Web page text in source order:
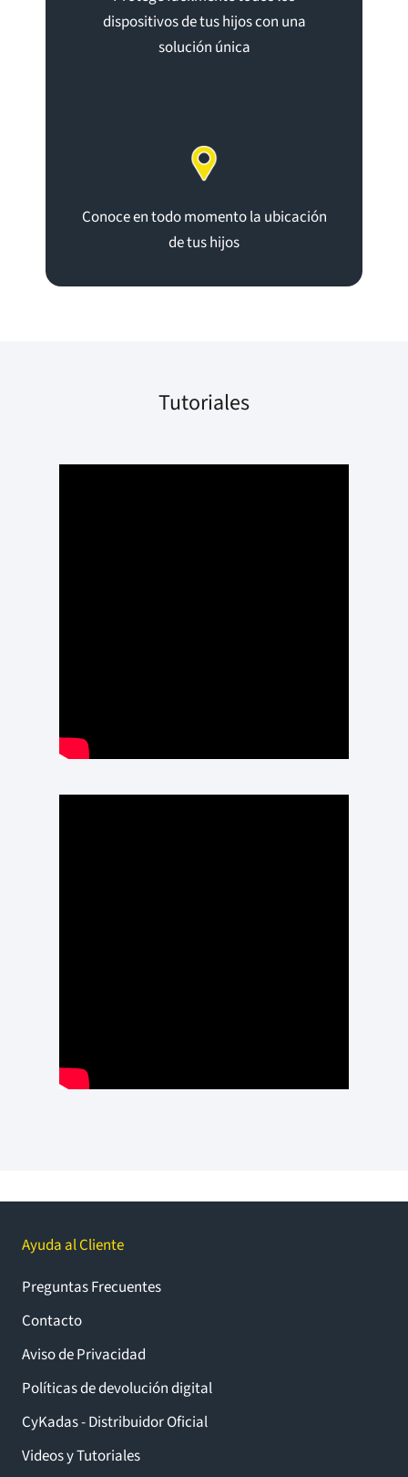
dispositivos de tus hijos con una
solución única
Conoce en todo momento la ubicación
de tus hijos
Tutoriales
Ayuda al Cliente
Preguntas Frecuentes
Contacto
Aviso de Privacidad
Políticas de devolución digital
CyKadas - Distribuidor Oficial
Videos y Tutoriales